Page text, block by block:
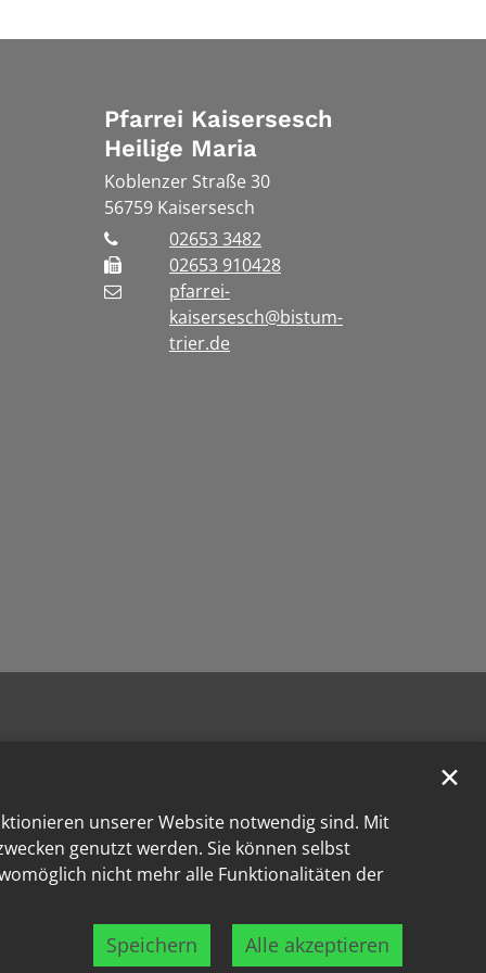
unserer Website notwendig sind. Mit
genutzt werden. Sie können selbst
nicht mehr alle Funktionalitäten der
Speichern Alle akzeptieren
✕
Pfarrei Kaisersesch
Heilige Maria
Koblenzer Straße 30
56759 Kaisersesch
02653 3482
02653 910428
pfarrei-
kaisersesch@bistum-
trier.de